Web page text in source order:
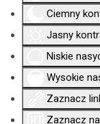
Ciemny
Jasny
Niskie
Wysokie
Zaznacz
Zaznacz
Izba